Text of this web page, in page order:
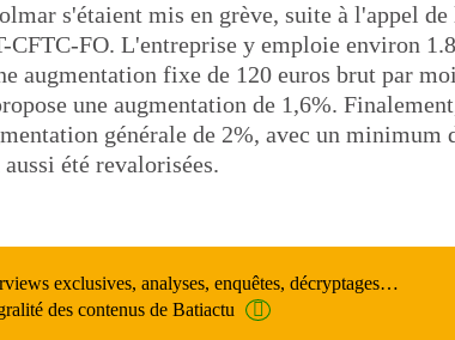
s'étaient mis en grève, suite à l'appel
CFTC-FO. L'entreprise y emploie environ
augmentation fixe de 120 euros brut par
une augmentation de 1,6%.
générale de 2%, avec un minimum
été revalorisées.
exclusives, analyses, enquêtes, décryptages…
des contenus de Batiactu